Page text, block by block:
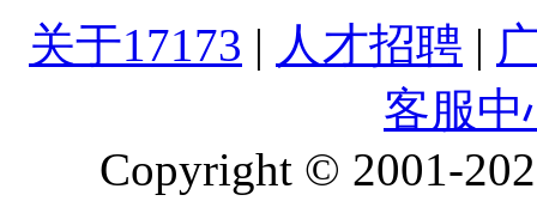
关于17173 | 人才招聘 |
客服中
Copyright © 2001-